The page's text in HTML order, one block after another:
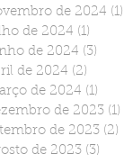
de 2024 (1)
de 2024 (1)
de 2024 (3)
de 2024 (2)
de 2024 (1)
de 2023 (1)
de 2023 (2)
de 2023 (3)